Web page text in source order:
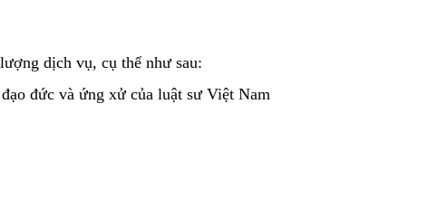
dịch vụ, cụ thể như sau:
đức và ứng xử của luật sư Việt Nam